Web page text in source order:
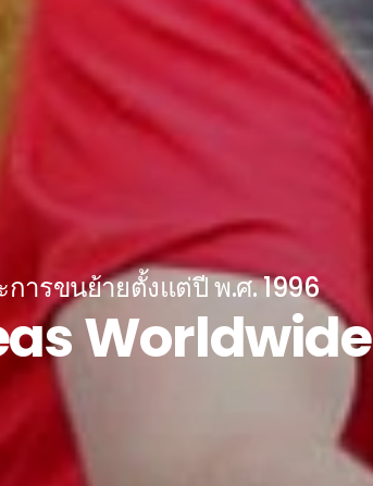
ารขนย้ายตั้งแต่ปี พ.ศ. 1996
Worldwide